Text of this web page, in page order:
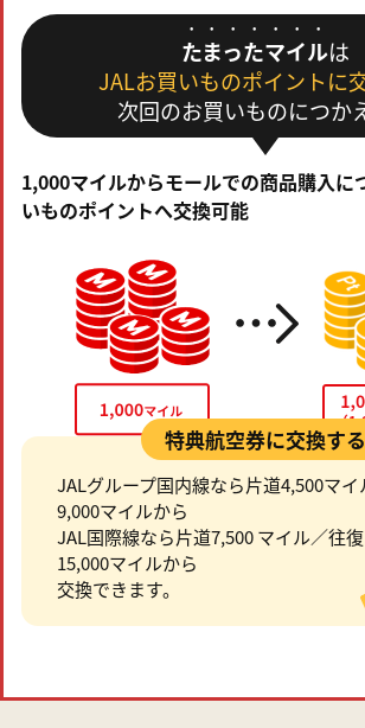
たまったマイルは
JALお買いものポイントに
次回のお買いものにつか
1,000マイルからモールでの商品購入に
いものポイントへ交換可能
特典航空券に交換する
JALグループ国内線なら片道4,500マ
9,000マイルから
JAL国際線なら片道7,500 マイル／往復
15,000マイルから
交換できます。